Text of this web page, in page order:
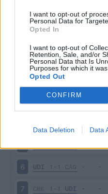
I want to opt-out of
Personal Data for
Opted In
I want to opt-out of
Retention, Sale, and/or
Personal Data that Is
Purposes for which it was
Opted Out
CONFIRM
Data Deletion Data
stagionale
UDI 1-1 VER
INT 1-2
3
6 UDI 1-1 CAG
7 CRE 1-1 UDI